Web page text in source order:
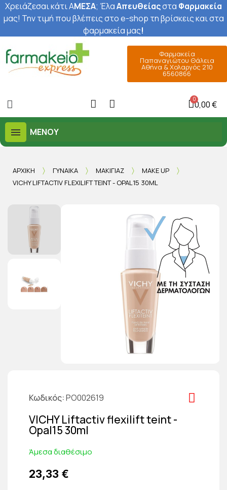
Χρειάζεσαι κάτι ΑΜΕΣΑ; ΈλαΑπευθείαςστα Φαρμακεία
μας! Την τιμή που βλέπεις στο e-shop τη βρίσκεις και στα
φαρμακεία μας!
Φαρμακεία
Παπαναγιώτου Θάλεια
Αθήνα & Χολαργός 210
6560866
0,00 €
ΜΕΝΟΎ
ΑΡΧΙΚΉ ΓΥΝΑΊΚΑ ΜΑΚΙΓΙΆΖ
MAKE UP
VICHY LIFTACTIV FLEXILIFT TEINT - OPAL15 30ML
Κωδικός PO002619
VICHY Liftactiv flexilift teint -
Opal15 30ml
Άμεσα διαθέσιμο
23,33 €